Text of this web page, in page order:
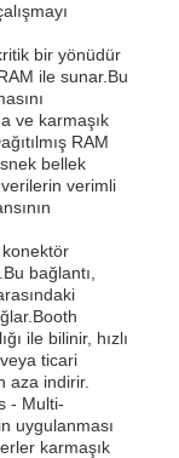
bir yönüdür
ile sunar.Bu
ve karmaşık
RAM
bellek
verimli
bağlantı,
ile bilinir, hızlı
ticari
aza indirir.
- Multi-
uygulanması
karmaşık